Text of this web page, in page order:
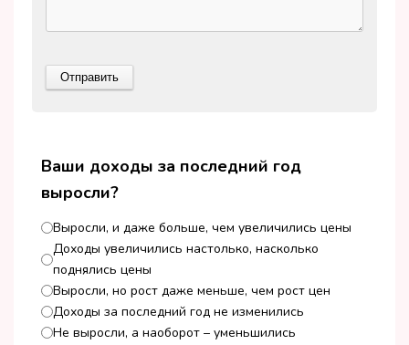
Ваши доходы за последний год
выросли?
Выросли, и даже больше, чем увеличились цены
Доходы увеличились настолько, насколько
поднялись цены
Выросли, но рост даже меньше, чем рост цен
Доходы за последний год не изменились
Не выросли, а наоборот – уменьшились